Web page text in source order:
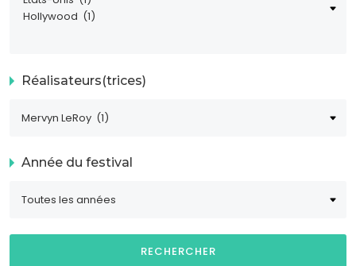
Réalisateurs(trices)
Année du festival